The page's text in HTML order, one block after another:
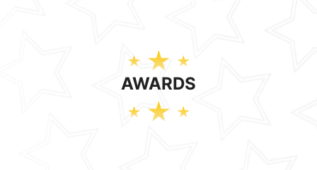
AWARDS